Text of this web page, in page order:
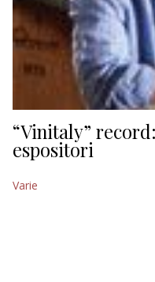
RICERCA
ECONOMIA
CULTURA
NAUTICA
“Vinitaly”
espositori
Varie